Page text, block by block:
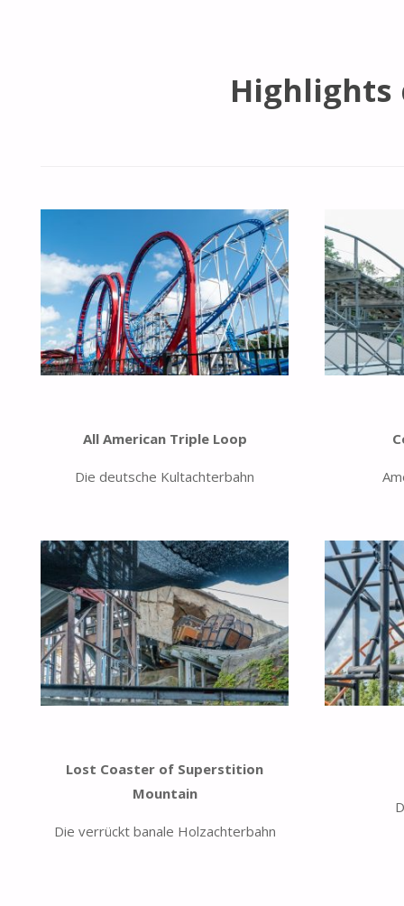
Highlights
All American Triple Loop
Die deutsche Kultachterbahn
Lost Coaster of Superstition
Mountain
Die verrückt banale Holzachterbahn